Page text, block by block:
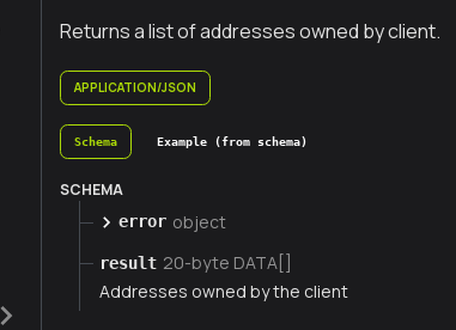
Returns a list of addresses owned by client.
APPLICATION/JSON
Schema Example (from schema)
SCHEMA
error object
result 20-byte DATA[]
Addresses owned by the client